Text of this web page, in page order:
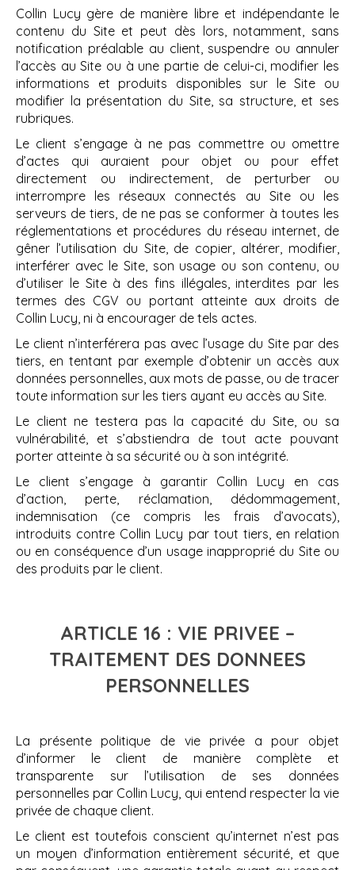
Collin Lucy gère de manière libre et indépendante le
contenu du Site et peut dès lors, notamment, sans
notification préalable au client, suspendre ou annuler
l’accès au Site ou à une partie de celui-ci, modifier les
informations et produits disponibles sur le Site ou
modifier la présentation du Site, sa structure, et ses
rubriques.
Le client s’engage à ne pas commettre ou omettre
d’actes qui auraient pour objet ou pour effet
directement ou indirectement, de perturber ou
interrompre les réseaux connectés au Site ou les
serveurs de tiers, de ne pas se conformer à toutes les
réglementations et procédures du réseau internet, de
gêner l’utilisation du Site, de copier, altérer, modifier,
interférer avec le Site, son usage ou son contenu, ou
d’utiliser le Site à des fins illégales, interdites par les
termes des CGV ou portant atteinte aux droits de
Collin Lucy, ni à encourager de tels actes.
Le client n’interférera pas avec l’usage du Site par des
tiers, en tentant par exemple d’obtenir un accès aux
données personnelles, aux mots de passe, ou de tracer
toute information sur les tiers ayant eu accès au Site.
Le client ne testera pas la capacité du Site, ou sa
vulnérabilité, et s’abstiendra de tout acte pouvant
porter atteinte à sa sécurité ou à son intégrité.
Le client s’engage à garantir Collin Lucy en cas
d’action, perte, réclamation, dédommagement,
indemnisation (ce compris les frais d’avocats),
introduits contre Collin Lucy par tout tiers, en relation
ou en conséquence d’un usage inapproprié du Site ou
des produits par le client.
ARTICLE 16 : VIE PRIVEE –
TRAITEMENT DES DONNEES
PERSONNELLES
La présente politique de vie privée a pour objet
d’informer le client de manière complète et
transparente sur l’utilisation de ses données
personnelles par Collin Lucy, qui entend respecter la vie
privée de chaque client.
Le client est toutefois conscient qu’internet n’est pas
un moyen d’information entièrement sécurité, et que